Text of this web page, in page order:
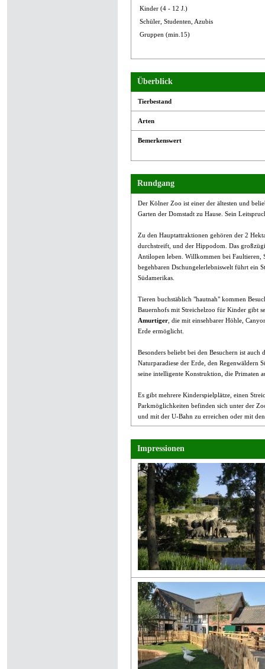
Kinder (4 - 12 J.)
Schüler, Studenten, Azubis
Gruppen (min.15)
Überblick
Tierbestand
Arten
Bemerkenswert
Rundgang
Der Kölner Zoo ist einer der ältesten und
Garten der Domstadt zu Hause. Sein
Zu den Hauptattraktionen gehören der 2
durchstreift, und der Hippodom. Das
Antilopen leben. Willkommen bei Faultieren,
begehbaren Dschungelerlebniswelt führt ein
Südamerikas.
Tieren buchstäblich "hautnah" kommen
Bauernhofs mit Streichelzoo für Kinder gibt
Amurtiger, die mit einsehbarer Höhle,
Erde ermöglicht.
Besonders beliebt bei den Besuchern ist
Naturparadiese der Erde, den Regenwäldern
seine intelligente Konstruktion, die Primaten
Es gibt mehrere Kinderspielplätze, einen
Parkmöglichkeiten befinden sich unter der
und mit der U-Bahn zu erreichen oder mit
Impressionen